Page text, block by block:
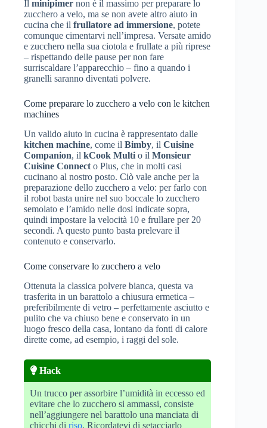
Il minipimer non è il massimo per preparare lo
zucchero a velo, ma se non avete altro aiuto in
cucina che il frullatore ad immersione, potete
comunque cimentarvi nell’impresa. Versate amido
e zucchero nella sua ciotola e frullate a più riprese
– rispettando delle pause per non fare
surriscaldare l’apparecchio – fino a quando i
granelli saranno diventati polvere.
Come preparare lo zucchero a velo con le kitchen
machines
Un valido aiuto in cucina è rappresentato dalle
kitchen machine, come il Bimby, il Cuisine
Companion, il kCook Multi o il Monsieur
Cuisine Connect o Plus, che in molti casi
cucinano al nostro posto. Ciò vale anche per la
preparazione dello zucchero a velo: per farlo con
il robot basta unire nel suo boccale lo zucchero
semolato e l’amido nelle dosi indicate sopra,
quindi impostare la velocità 10 e frullare per 20
secondi. A questo punto basta prelevare il
contenuto e conservarlo.
Come conservare lo zucchero a velo
Ottenuta la classica polvere bianca, questa va
trasferita in un barattolo a chiusura ermetica –
preferibilmente di vetro – perfettamente asciutto e
pulito che va chiuso bene e conservato in un
luogo fresco della casa, lontano da fonti di calore
dirette come, ad esempio, i raggi del sole.
Hack
Un trucco per assorbire l’umidità in eccesso ed
evitare che lo zucchero si ammassi, consiste
nell’aggiungere nel barattolo una manciata di
chicchi di riso. Ricordatevi di setacciarlo